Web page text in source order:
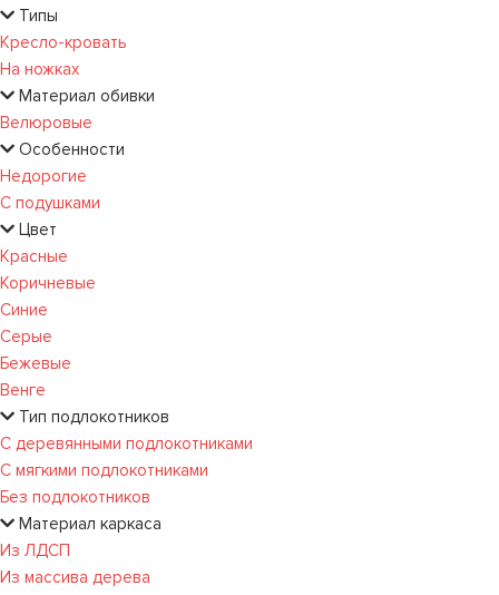
Типы
Кресло-кровать
На ножках
Материал обивки
Велюровые
Особенности
Недорогие
С подушками
Цвет
Красные
Коричневые
Синие
Серые
Бежевые
Венге
Тип подлокотников
С деревянными подлокотниками
С мягкими подлокотниками
Без подлокотников
Материал каркаса
Из ЛДСП
Из массива дерева